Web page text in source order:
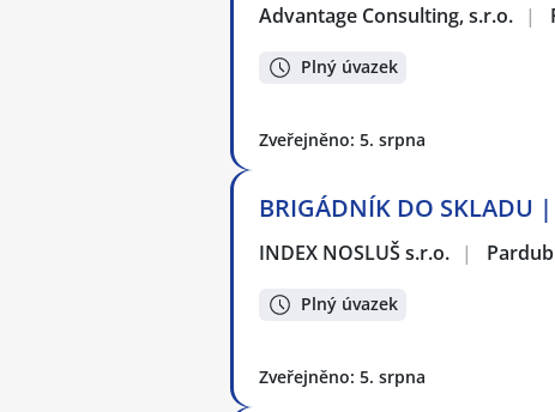
Advantage Consulting, s.r.o. |
Plný úvazek
Zveřejněno: 5. srpna
BRIGÁDNÍK DO
INDEX NOSLUŠ s.r.o. |
Plný úvazek
Zveřejněno: 5. srpna